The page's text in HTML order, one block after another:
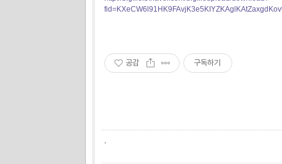
공감 구독하기
,